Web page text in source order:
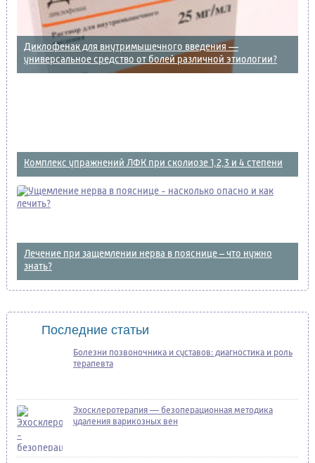
Диклофенак для внутримышечного введения —
универсальное средство от болей различной этиологии?
Комплекс упражнений ЛФК при сколиозе 1,2,3 и 4 степени
Лечение при защемлении нерва в пояснице – что нужно
знать?
Последние статьи
Болезни позвоночника и суставов: диагностика и роль
терапевта
Эхосклеротерапия — безоперационная методика
удаления варикозных вен